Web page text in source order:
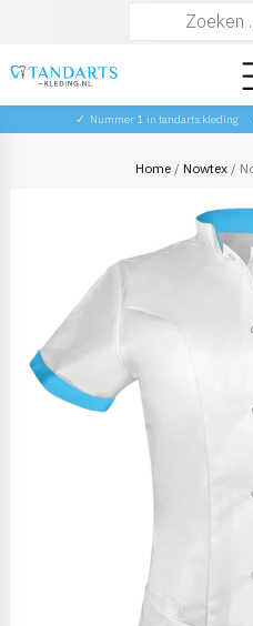
✓ Nummer 1 in tandarts kleding
Home/ Nowtex/